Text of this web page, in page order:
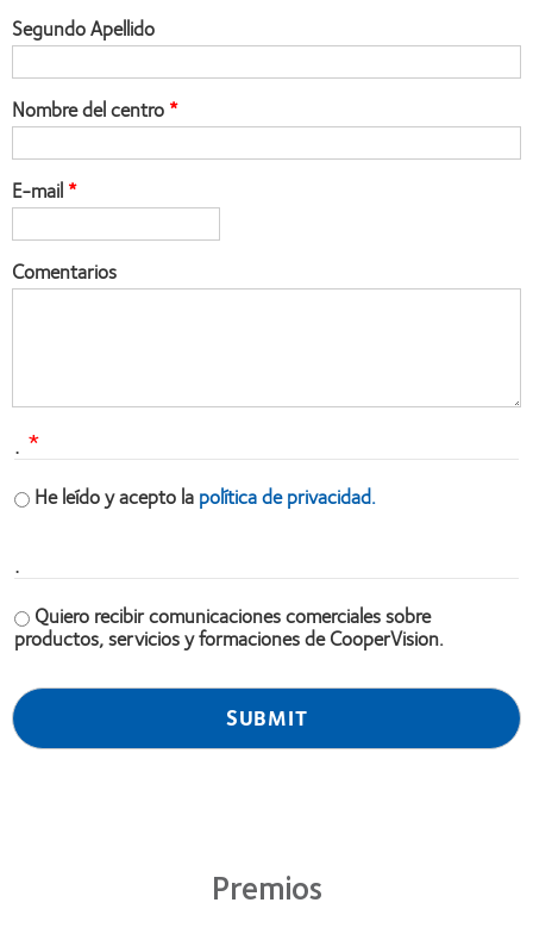
Segundo Apellido
Nombre del centro
E-mail
Comentarios
.
He leído y acepto lapolítica de privacidad.
.
Quiero recibir comunicaciones comerciales sobre
productos, servicios y formaciones de CooperVision.
Premios